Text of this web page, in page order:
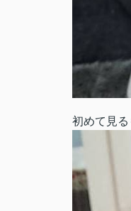
初めて見